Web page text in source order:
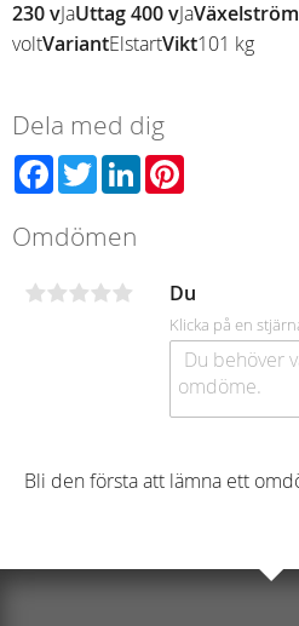
230 vJaUttag 400 vJaVäxelström
voltVariantElstartVikt101 kg
Dela med dig
Facebook
TwitterLinkedIn
Omdömen
Du
Klicka på en
Bli den första att lämna ett